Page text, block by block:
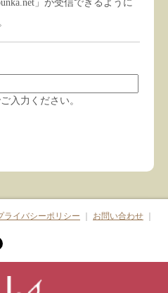
入力ください。
ライバシーポリシー お問い合わせ